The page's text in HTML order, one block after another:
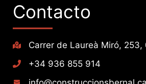
Contacto
Carrer de Laureà Miró, 253,
+34 936 855 914